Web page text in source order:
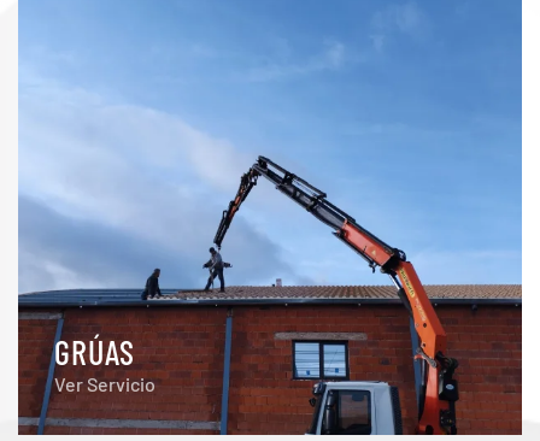
GRÚAS
Ver Servicio